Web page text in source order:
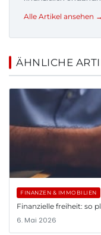
Alle Artikel ansehen →
ÄHNLICHE
FINANZEN & IMMOBILIEN
Finanzielle freiheit: so
6. Mai 2026